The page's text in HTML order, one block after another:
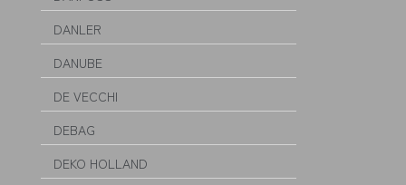
DANLER
DANUBE
DE VECCHI
DEBAG
DEKO HOLLAND